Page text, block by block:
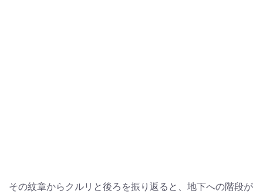
その紋章からクルリと後ろを振り返ると、地下への階段が